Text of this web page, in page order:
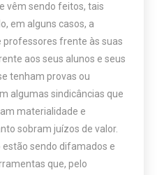
vêm sendo feitos, tais
em alguns casos, a
frente às suas
aos seus alunos e seus
tenham provas ou
algumas sindicâncias que
materialidade e
sobram juízos de valor.
estão sendo difamados e
que, pelo